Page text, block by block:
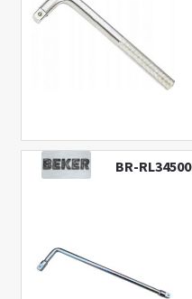
BR-RL34500